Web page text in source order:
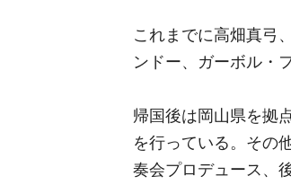
これまでに高畑真弓
ンドー、ガーボル・
帰国後は岡山県を拠
を行っている。その
奏会プロデュース、